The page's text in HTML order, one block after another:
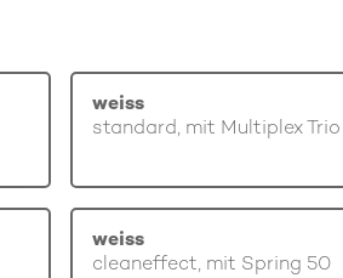
weiss
standard, mit Multiplex Trio
weiss
cleaneffect, mit Spring 50